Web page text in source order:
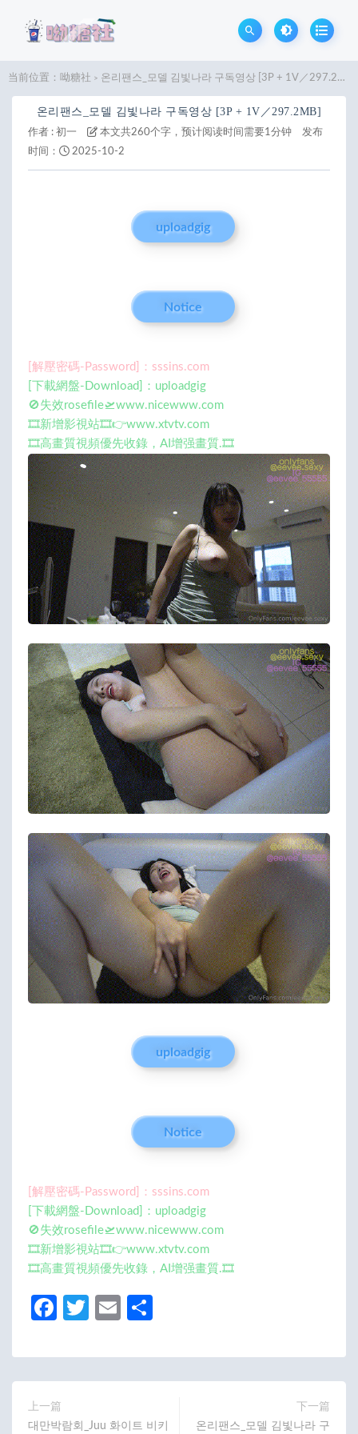
当前位置： 呦糖社 > 온리팬스_모델 김빛나라 구독영상 [3P + 1V／297.2MB]
온리팬스_모델 김빛나라 구독영상 [3P + 1V／297.2MB]
作者 : 初一 本文共260个字，预计阅读时间需要1分钟
发布
时间：
2025-10-2
uploadgig
Notice
[解壓密碼-Password]：sssins.com
[下載網盤-Download]：uploadgig
🚫失效rosefile🛫www.nicewww.com
🎞️新增影視站🎞️👉www.xtvtv.com
🎞️高畫質視頻優先收錄，AI增强畫質.🎞️
uploadgig
Notice
[解壓密碼-Password]：sssins.com
[下載網盤-Download]：uploadgig
🚫失效rosefile🛫www.nicewww.com
🎞️新增影視站🎞️👉www.xtvtv.com
🎞️高畫質視頻優先收錄，AI增强畫質.🎞️
Fa
b
o
o
T
itt
er
E
ail
上一篇
대만박람회_Juu 화이트 비키
下一篇
온리팬스_모델 김빛나라 구